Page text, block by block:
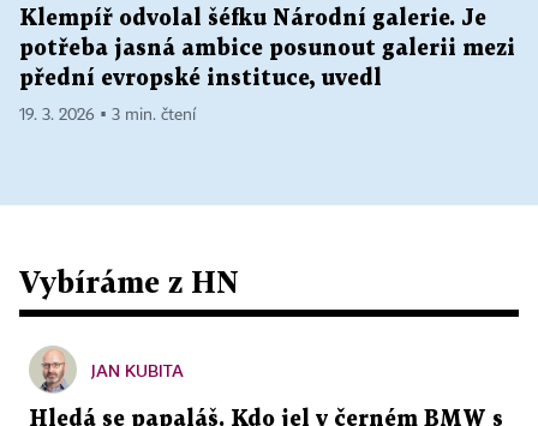
Klempíř odvolal šéfku Národní galerie. Je
potřeba jasná ambice posunout galerii mezi
přední evropské instituce, uvedl
19. 3. 2026 ▪ 3 min. čtení
Vybíráme z HN
JAN KUBITA
Hledá se papaláš. Kdo jel v černém BMW s